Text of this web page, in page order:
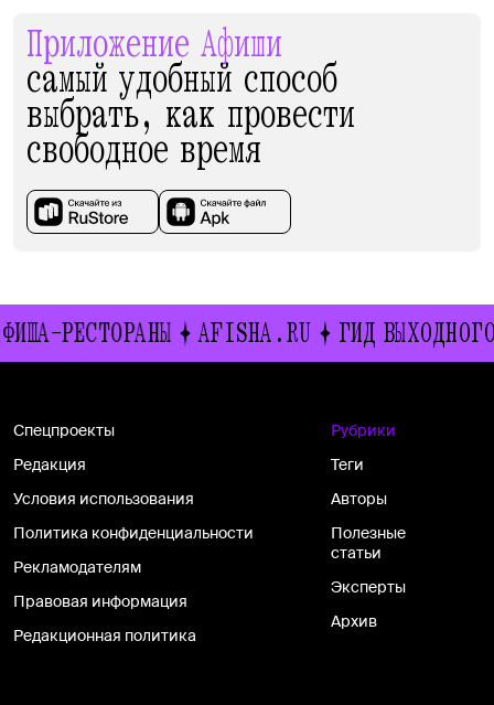
Приложение Афиши
самый удобный способ
выбрать, как провести
свободное время
РЕСТОРАНЫ AFISHA.RU ГИД ВЫХОДНОГО
Спецпроекты
Редакция
Условия использования
Политика конфиденциальности
Рекламодателям
Правовая информация
Редакционная политика
Рубрики
Теги
Авторы
Полезные
статьи
Эксперты
Архив